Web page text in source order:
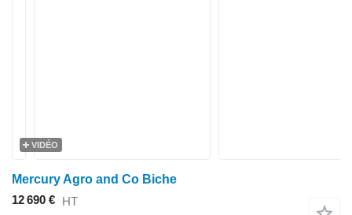
VIDÉO
Mercury Agro and Co Biche
12 690 € HT